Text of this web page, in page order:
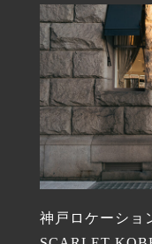
神戸ロケーショ